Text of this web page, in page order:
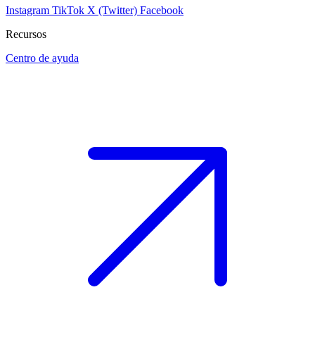
Instagram TikTok X (Twitter) Facebook
Recursos
Centro de ayuda